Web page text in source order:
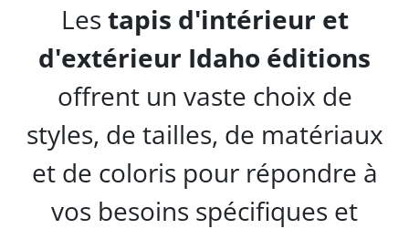
Les tapis d'intérieur et
d'extérieur Idaho éditions
offrent un vaste choix de
styles, de tailles, de matériaux
et de coloris pour répondre à
vos besoins spécifiques et